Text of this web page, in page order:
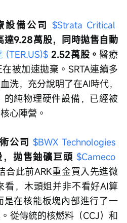
設備公司 $Strata Critical
9.28萬股，同時拋售自動
(TER.US)$ 2.52萬股。醫療
被加速拋棄。SRTA連續多
洗，充分說明了在AI時代，
純物理硬件設備，已經被
心陣營。
公司 $BWX Technologies
拋售鈾礦巨頭 $Cameco
合此前ARK重金買入先進微
看，木頭姐并非不看好AI算
是在核能板塊內部進行了一
從傳統的核燃料（CCJ）和